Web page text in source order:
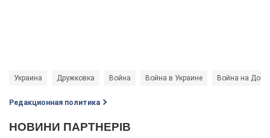
Украина Дружковка Война Война в Украине Война на
Редакционная политика